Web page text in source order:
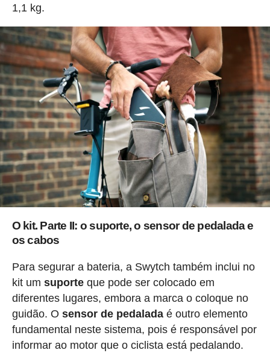
1,1 kg.
O kit. Parte II: o suporte, o sensor de pedalada e
os cabos
Para segurar a bateria, a Swytch também inclui no
kit um suporteque pode ser colocado em
diferentes lugares, embora a marca o coloque no
guidão. O sensor de pedaladaé outro elemento
fundamental neste sistema, pois é responsável por
informar ao motor que o ciclista está pedalando.